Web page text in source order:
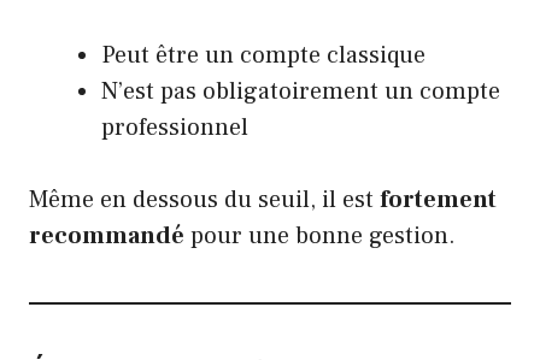
Peut être un compte classique
N’est pas obligatoirement un compte
professionnel
Même en dessous du seuil, il est fortement
recommandé pour une bonne gestion.